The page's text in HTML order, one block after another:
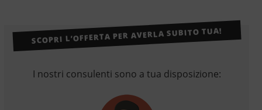
SCOPRI L’OFFERTA PER AVERLA SUBITO TUA!
I nostri consulenti sono a tua disposizione: